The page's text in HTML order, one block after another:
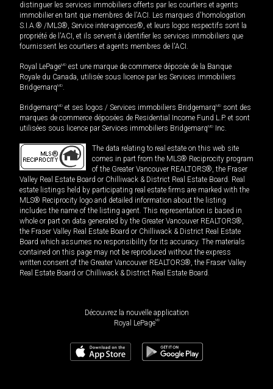
distinguer les services immobiliers offerts par les courtiers et agents
immobilier en tant que membres de l'ACI. Les marques d'homologation
S.I.A.® /MLS®, Service inter-agences®, et leurs logos respectifs sont la
propriété de l'ACI, et ils servent à identifier les services immobiliers que
fournissent les courtiers et agents membres de l'ACI.
Royal LePageMD est une marque de commerce déposée de la Banque
Royale du Canada, utilisée sous licence par les Services immobiliers
BridgemarqMD.
BridgemarqMD et ses logos / Services immobiliers BridgemarqMD sont des
marques de commerce déposées de Residential Income Fund L.P. et sont
utilisées sous licence par Services immobiliers BridgemarqMD Inc.
The data relating to real estate on this web site
comes in part from the MLS® Reciprocity program
of the Greater Vancouver REALTORS®, the Fraser
Valley Real Estate Board or Chilliwack & District Real Estate Board. Real
estate listings held by participating real estate firms are marked with the
MLS® Reciprocity logo and detailed information about the listing
includes the name of the listing agent. This representation is based in
whole or part on data generated by the Greater Vancouver REALTORS®,
the Fraser Valley Real Estate Board or Chilliwack & District Real Estate
Board which assumes no responsibility for its accuracy. The materials
contained on this page may not be reproduced without the express
written consent of the Greater Vancouver REALTORS®, the Fraser Valley
Real Estate Board or Chilliwack & District Real Estate Board.
Découvrez la nouvelle application
Royal LePageMD